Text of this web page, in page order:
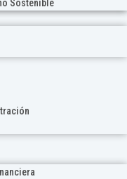
Sostenible